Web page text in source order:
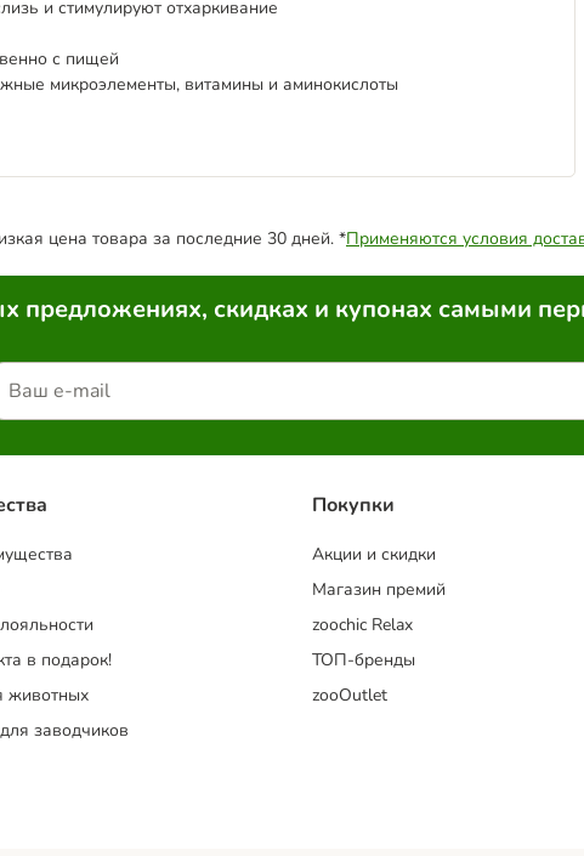
и стимулируют отхаркивание
с пищей
микроэлементы, витамины и аминокислоты
цена товара за последние 30 дней. *Применяются условия
предложениях, скидках и купонах самыми
в подарок!
животных
заводчиков
Покупки
Акции и скидки
Магазин премий
zoochic Relax
ТОП-бренды
zooOutlet